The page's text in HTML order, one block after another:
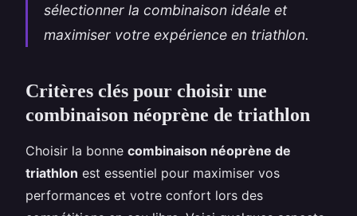
sélectionner la combinaison idéale et
maximiser votre expérience en triathlon.
Critères clés pour choisir une
combinaison néoprène de triathlon
Choisir la bonne combinaison néoprène de
triathlon est essentiel pour maximiser vos
performances et votre confort lors des